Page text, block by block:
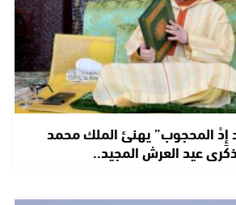
إِدْ المحجوب” يهنئ الملك محمد
عيد العرش المجيد..